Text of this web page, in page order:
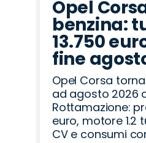
Opel
benzina:
13.750
fine
Opel Corsa
ad agosto 2026
Rottamazione:
euro, motore 1.2
CV e consumi